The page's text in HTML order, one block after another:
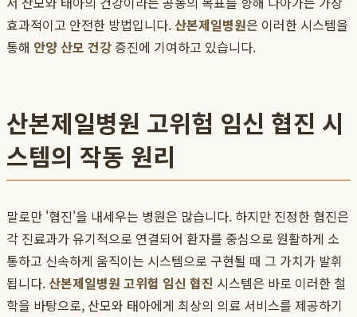
효과적이고 안전한 방법입니다. 산본제일병원은 이러한 시스템을
통해 안양 산모 건강 증진에 기여하고 있습니다.
산본제일병원 고위험 임신 협진 시
스템의 작동 원리
말로만 '협진'을 내세우는 병원은 많습니다. 하지만 진정한 협진은
각 진료과가 유기적으로 연결되어 환자를 중심으로 원활하게 소
통하고 신속하게 움직이는 시스템으로 구현될 때 그 가치가 발휘
됩니다. 산본제일병원 고위험 임신 협진 시스템은 바로 이러한 철
학을 바탕으로, 산모와 태아에게 최상의 의료 서비스를 제공하기